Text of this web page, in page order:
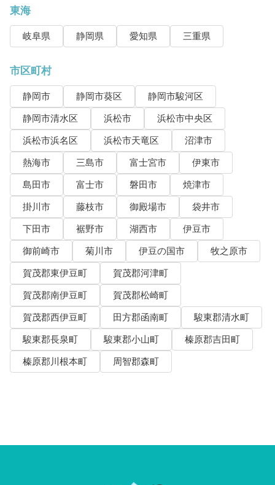
東海
岐阜県 静岡県 愛知県 三重県
市区町村
静岡市 静岡市葵区
静岡市駿河区
静岡市清水区
浜松市
浜松市中央区
浜松市浜名区
浜松市天竜区
沼津市
熱海市
三島市 富士宮市
伊東市
島田市
富士市 磐田市
焼津市
掛川市
藤枝市 御殿場市
袋井市
下田市
裾野市 湖西市
伊豆市
御前崎市
菊川市 伊豆の国市
牧之原市
賀茂郡東伊豆町
賀茂郡河津町
賀茂郡南伊豆町
賀茂郡松崎町
賀茂郡西伊豆町
田方郡函南町
駿東郡清水町
駿東郡長泉町
駿東郡小山町
榛原郡吉田町
榛原郡川根本町
周智郡森町